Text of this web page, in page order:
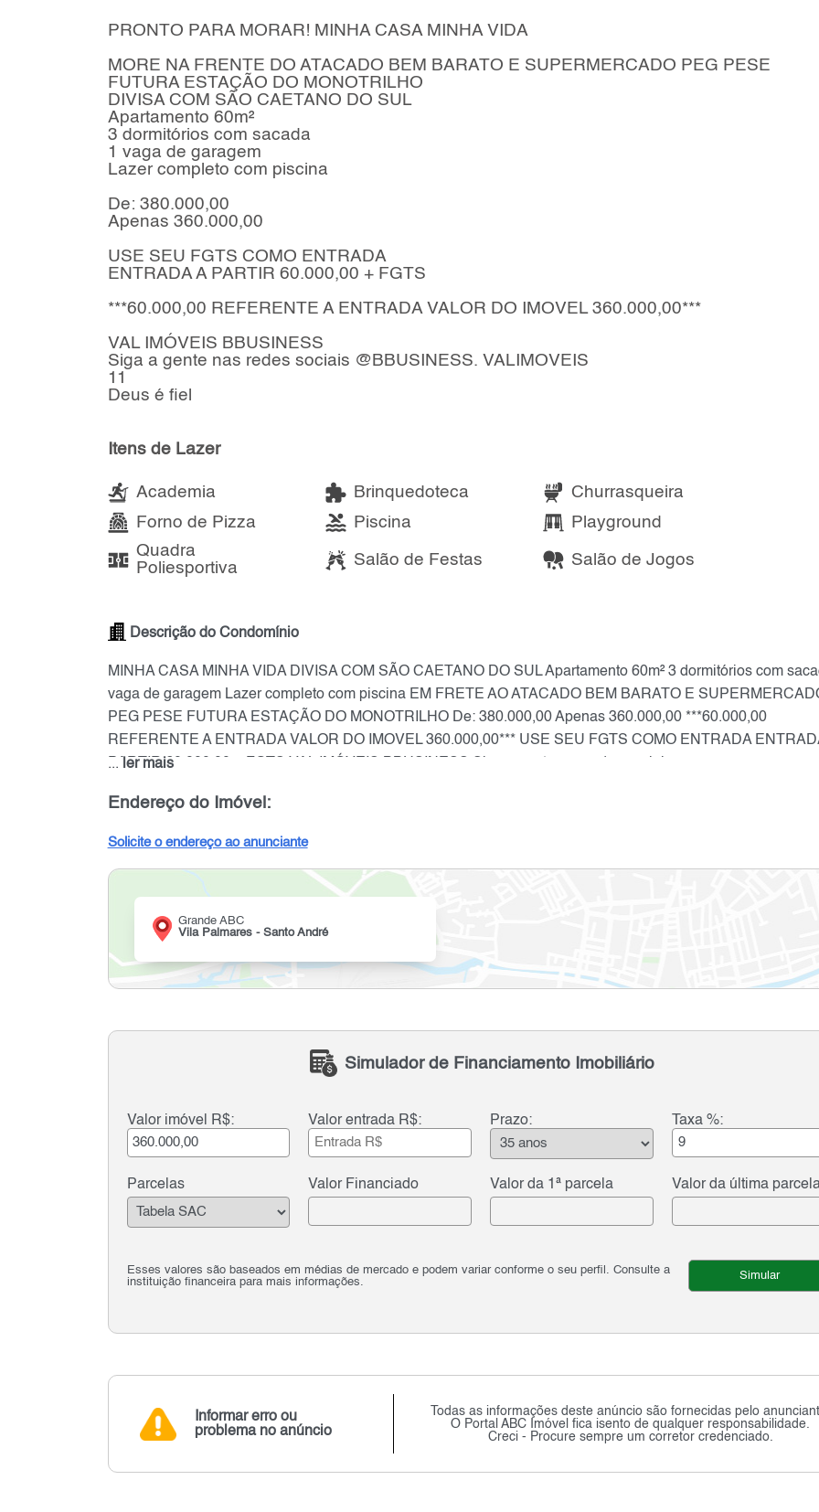
PRONTO PARA MORAR! MINHA CASA MINHA VIDA
MORE NA FRENTE DO ATACADO BEM BARATO E SUPERMERCADO PEG PESE
FUTURA ESTAÇÃO DO MONOTRILHO
DIVISA COM SÃO CAETANO DO SUL
Apartamento 60m²
3 dormitórios com sacada
1 vaga de garagem
Lazer completo com piscina
De: 380.000,00
Apenas 360.000,00
USE SEU FGTS COMO ENTRADA
ENTRADA A PARTIR 60.000,00 + FGTS
***60.000,00 REFERENTE A ENTRADA VALOR DO IMOVEL 360.000,00***
VAL IMÓVEIS BBUSINESS
Siga a gente nas redes sociais @BBUSINESS. VALIMOVEIS
11
Deus é fiel
Itens de Lazer
Academia Brinquedoteca
Churrasqueira
Forno de Pizza
Piscina
Playground
Quadra
Poliesportiva
Salão de Festas Salão de Jogos
Descrição do Condomínio
MINHA CASA MINHA VIDA DIVISA COM SÃO CAETANO DO SUL Apartamento 60m² 3 dormitórios com
vaga de garagem Lazer completo com piscina EM FRETE AO ATACADO BEM BARATO E
PEG PESE FUTURA ESTAÇÃO DO MONOTRILHO De: 380.000,00 Apenas 360.000,00 ***60.000,00
REFERENTE A ENTRADA VALOR DO IMOVEL 360.000,00*** USE SEU FGTS COMO ENTRADA
PARTIR 60.000,00 + FGTS VAL IMÓVEIS BBUSINESS Siga a gente nas redes sociais
... ler mais
Endereço do Imóvel:
Solicite o endereço ao anunciante
Grande ABC
Vila Palmares - Santo André
Simulador de Financiamento Imobiliário
Valor imóvel R$: Valor entrada R$: Prazo: Taxa %:
Parcelas Valor Financiado Valor da 1ª parcela Valor da última
Esses valores são baseados em médias de mercado e podem variar conforme o seu perfil. Consulte a
instituição financeira para mais informações.
Simular
Informar erro ou
problema no anúncio
Todas as informações deste anúncio são fornecidas pelo
O Portal ABC Imóvel fica isento de qualquer responsabilidade.
Creci - Procure sempre um corretor credenciado.